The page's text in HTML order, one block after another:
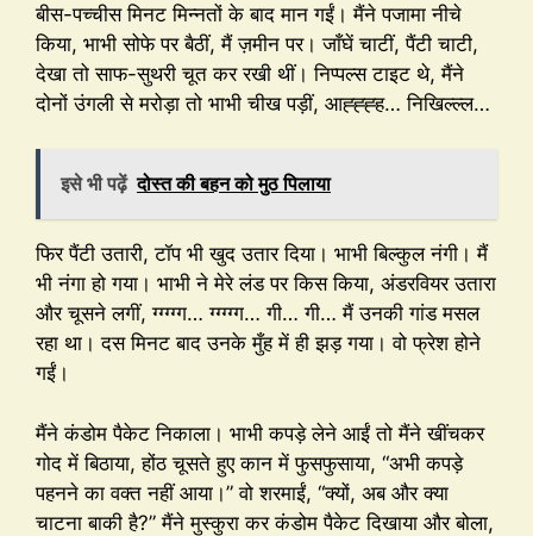
बीस-पच्चीस मिनट मिन्नतों के बाद मान गईं। मैंने पजामा नीचे
किया, भाभी सोफे पर बैठीं, मैं ज़मीन पर। जाँघें चाटीं, पैंटी चाटी,
देखा तो साफ-सुथरी चूत कर रखी थीं। निप्पल्स टाइट थे, मैंने
दोनों उंगली से मरोड़ा तो भाभी चीख पड़ीं, आह्ह्ह्ह… निखिल्ल्ल…
इसे भी पढ़ें दोस्त की बहन को मुठ पिलाया
फिर पैंटी उतारी, टॉप भी खुद उतार दिया। भाभी बिल्कुल नंगी। मैं
भी नंगा हो गया। भाभी ने मेरे लंड पर किस किया, अंडरवियर उतारा
और चूसने लगीं, ग्ग्ग्ग्ग… ग्ग्ग्ग्ग… गी… गी… मैं उनकी गांड मसल
रहा था। दस मिनट बाद उनके मुँह में ही झड़ गया। वो फ्रेश होने
गईं।
मैंने कंडोम पैकेट निकाला। भाभी कपड़े लेने आईं तो मैंने खींचकर
गोद में बिठाया, होंठ चूसते हुए कान में फुसफुसाया, “अभी कपड़े
पहनने का वक्त नहीं आया।” वो शरमाईं, “क्यों, अब और क्या
चाटना बाकी है?” मैंने मुस्कुरा कर कंडोम पैकेट दिखाया और बोला,